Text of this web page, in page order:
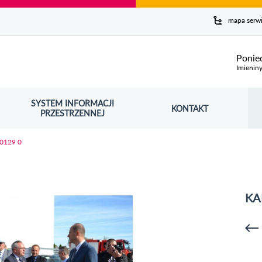
mapa
SYSTEM INFORMACJI
PRZESTRZENNEJ
OTWORZY SIĘ W NOWYM OKNIE KONTAKT
0